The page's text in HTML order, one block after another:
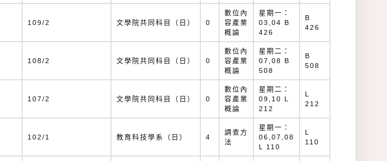
109/2 文學院共同科目（日） 0
數位內
容產業
概論
星期一：
03,04 B
426
B
426
108/2 文學院共同科目（日） 0
數位內
容產業
概論
星期二：
07,08 B
508
B
508
107/2 文學院共同科目（日） 0
數位內
容產業
概論
星期二：
09,10 L
212
L
212
102/1 教育科技學系（日） 4
調查方
法
星期一：
06,07,08
L 110
L
110